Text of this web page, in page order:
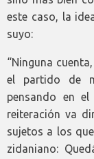
este caso, la
suyo:
“Ninguna
el partido de
pensando en
reiteración va
sujetos a los
zidaniano: